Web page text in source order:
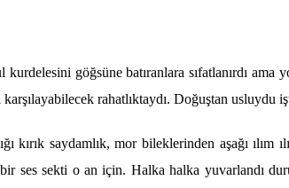
kurdelesini göğsüne batıranlara sıfatlanırdı
rahatlıktaydı. Doğuştan usluydu
kırık saydamlık, mor bileklerinden aşağı ılım
ses sekti o an için. Halka halka yuvarlandı